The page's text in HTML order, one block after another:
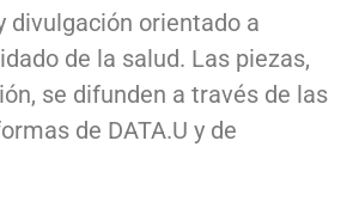
divulgación orientado a
de la salud. Las piezas,
se difunden a través de las
de DATA.U y de